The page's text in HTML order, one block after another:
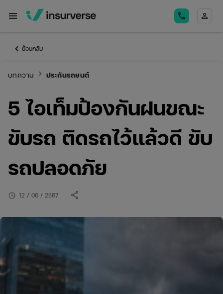
menu call person
keyboard_arrow_left ย้อนกลับ
บทความ keyboard_arrow_right ประกันรถยนต์
5 ไอเท็มป้องกันฝนขณะ
ขับรถ ติดรถไว้แล้วดี ขับ
รถปลอดภัย
schedule 12 / 06 / 2567 share